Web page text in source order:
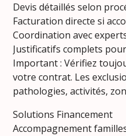
Devis détaillés selon
Facturation directe si
Coordination avec
Justificatifs complets
Important : Vérifiez
votre contrat. Les
pathologies, activités,
Solutions Financement
Accompagnement